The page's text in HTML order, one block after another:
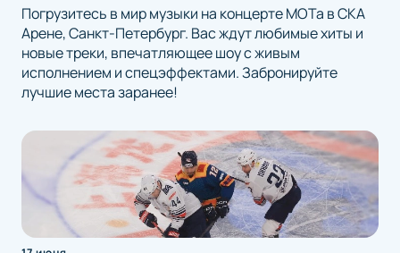
Погрузитесь в мир музыки на концерте МОТа в СКА
Арене, Санкт-Петербург. Вас ждут любимые хиты и
новые треки, впечатляющее шоу с живым
исполнением и спецэффектами. Забронируйте
лучшие места заранее!